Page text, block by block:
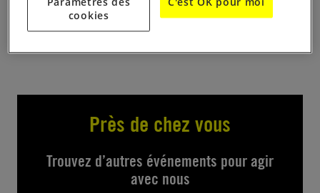
un chapeau circulera pour Amnesty
Près de chez vous
Trouvez d’autres événements pour agir
avec nous
cookies